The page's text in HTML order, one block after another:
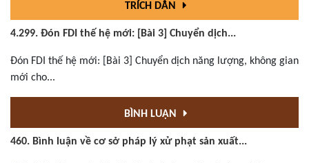
TRÍCH DẪN
4.299. Đón FDI thế hệ mới: [Bài 3] Chuyển dịch...
Đón FDI thế hệ mới: [Bài 3] Chuyển dịch năng lượng, không gian
mới cho...
BÌNH LUẬN
460. Bình luận về cơ sở pháp lý xử phạt sản xuất...